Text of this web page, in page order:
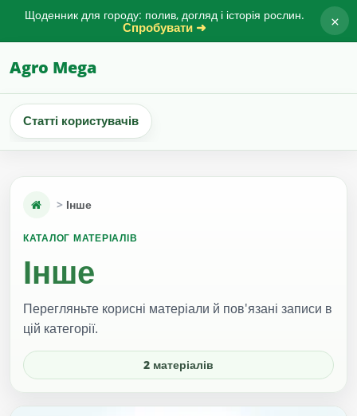
Щоденник для городу: полив, догляд і історія рослин.
Спробувати ➜ ×
Agro Mega
Статті користувачів
Інше
КАТАЛОГ МАТЕРІАЛІВ
Інше
Перегляньте корисні матеріали й пов'язані записи в
цій категорії.
2 матеріалів